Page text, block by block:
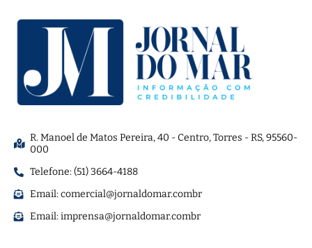
R. Manoel de Matos Pereira, 40 - Centro, Torres - RS, 95560-
000
Telefone: (51) 3664-4188
Email:comercial@jornaldomar.combr
Email:imprensa@jornaldomar.combr